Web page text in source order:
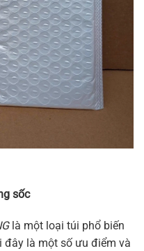
sốc
là một loại túi phổ biến
là một số ưu điểm và